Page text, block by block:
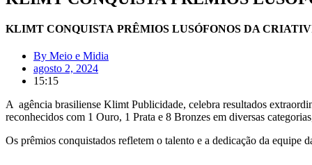
KLIMT CONQUISTA PRÊMIOS LUSÓFONOS DA
By Meio e Midia
agosto 2, 2024
15:15
A agência brasiliense Klimt Publicidade, celebra resultados
reconhecidos com 1 Ouro, 1 Prata e 8 Bronzes em diversas
Os prêmios conquistados refletem o talento e a dedicação da